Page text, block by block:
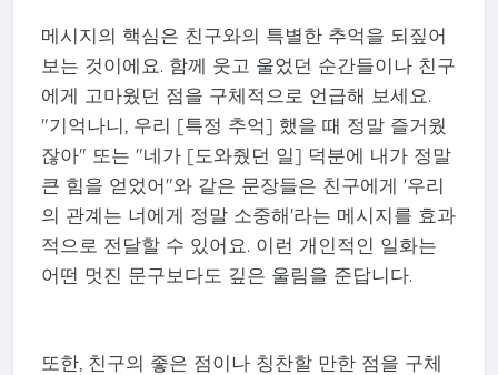
메시지의 핵심은 친구와의 특별한 추억을 되짚어
보는 것이에요. 함께 웃고 울었던 순간들이나 친구
에게 고마웠던 점을 구체적으로 언급해 보세요.
"기억나니, 우리 [특정 추억] 했을 때 정말 즐거웠
잖아" 또는 "네가 [도와줬던 일] 덕분에 내가 정말
큰 힘을 얻었어"와 같은 문장들은 친구에게 '우리
의 관계는 너에게 정말 소중해'라는 메시지를 효과
적으로 전달할 수 있어요. 이런 개인적인 일화는
어떤 멋진 문구보다도 깊은 울림을 준답니다.
또한, 친구의 좋은 점이나 칭찬할 만한 점을 구체